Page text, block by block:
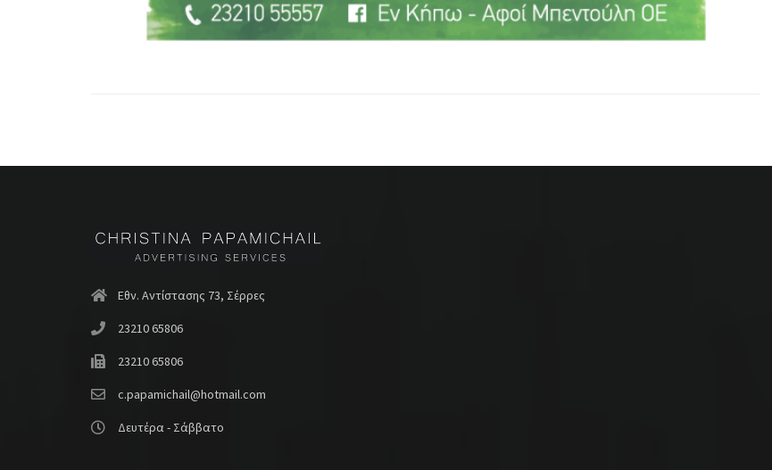
Εθν. Αντίστασης 73, Σέρρες
23210 65806
23210 65806
c.papamichail@hotmail.com
Δευτέρα - Σάββατο